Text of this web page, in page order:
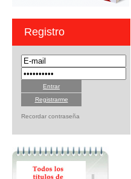
Registro
Registrarme
Recordar contraseña